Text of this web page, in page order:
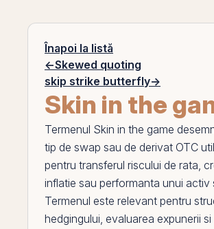
Înapoi la listă
←Skewed quoting
skip strike butterfly→
Skin in the
Termenul Skin in the game
tip de swap sau de derivat OTC
pentru transferul riscului de rata,
inflatie sau performanta unui activ
Termenul este relevant pentru
hedgingului, evaluarea expunerii si